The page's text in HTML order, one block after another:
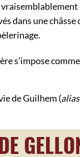
dans une
s’impose
de Guilhem (alias